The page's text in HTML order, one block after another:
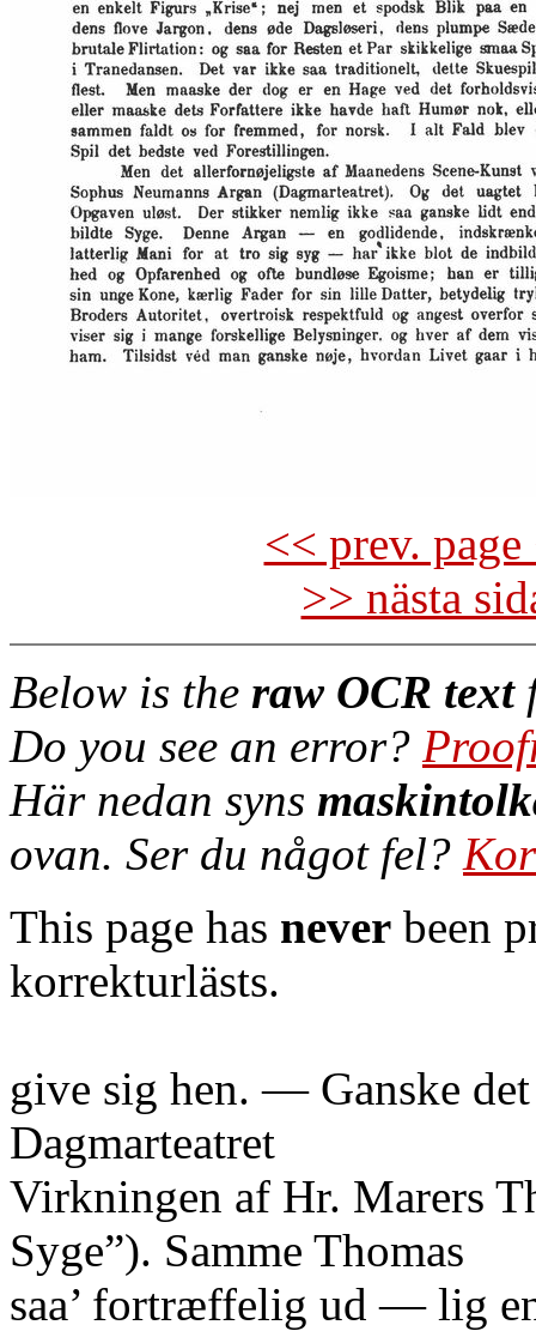
<< prev.
>> nästa
Below is the raw OCR text
Do you see an error?
Här nedan syns
ovan. Ser du något fel?
This page has never been
korrekturlästs.
give sig hen. — Ganske
Dagmarteatret
Virkningen af Hr. Marers
Syge”). Samme Thomas
saa’ fortræffelig ud — lig